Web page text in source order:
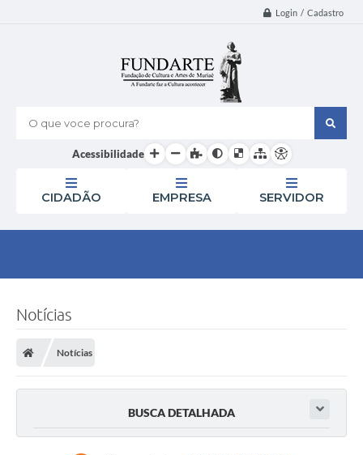
Login / Cadastro
O que voce procura?
Acessibilidade
CIDADÃO EMPRESA SERVIDOR
Notícias
Notícias
BUSCA DETALHADA